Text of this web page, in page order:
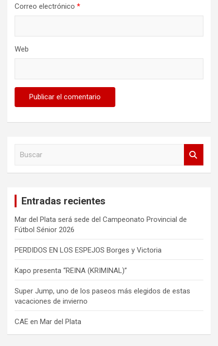
Correo electrónico *
Web
Entradas recientes
Mar del Plata será sede del Campeonato Provincial de
Fútbol Sénior 2026
PERDIDOS EN LOS ESPEJOS Borges y Victoria
Kapo presenta “REINA (KRIMINAL)”
Super Jump, uno de los paseos más elegidos de estas
vacaciones de invierno
CAE en Mar del Plata